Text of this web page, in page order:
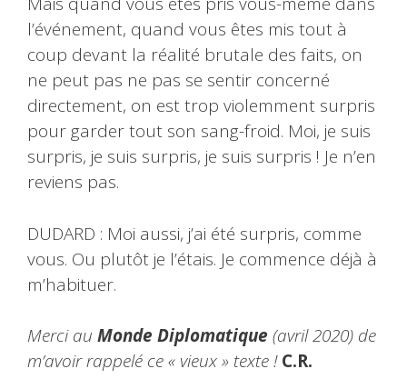
l’événement, quand vous êtes mis tout à
coup devant la réalité brutale des faits, on
ne peut pas ne pas se sentir concerné
directement, on est trop violemment surpris
pour garder tout son sang-froid. Moi, je suis
surpris, je suis surpris, je suis surpris ! Je n’en
reviens pas.
DUDARD : Moi aussi, j’ai été surpris, comme
vous. Ou plutôt je l’étais. Je commence déjà à
m’habituer.
Merci au Monde Diplomatique (avril 2020) de
m’avoir rappelé ce « vieux » texte ! C.R.